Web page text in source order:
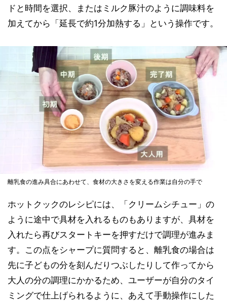
ドと時間を選択、またはミルク豚汁のように調味料を
加えてから「延長で約1分加熱する」という操作です。
離乳食の進み具合にあわせて、食材の大きさを変える作業は自分の手で
ホットクックのレシピには、「クリームシチュー」の
ように途中で具材を入れるものもありますが、具材を
入れたら再びスタートキーを押すだけで調理が進みま
す。この点をシャープに質問すると、離乳食の場合は
先に子どもの分を刻んだりつぶしたりして作ってから
大人の分の調理にかかるため、ユーザーが自分のタイ
ミングで仕上げられるように、あえて手動操作にした